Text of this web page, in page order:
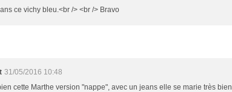
ce vichy bleu.<br /> <br /> Bravo
31/05/2016 10:48
cette Marthe version "nappe", avec un jeans elle se marie très